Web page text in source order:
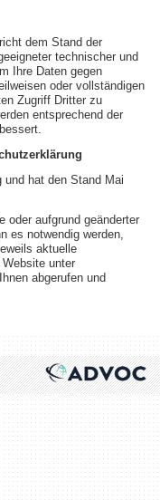
dem Stand der
technischer und
Ihre Daten gegen
oder vollständigen
Zugriff Dritter zu
entsprechend der
hat den Stand Mai
oder aufgrund geänderter
es notwendig werden,
aktuelle
unter
abgerufen und